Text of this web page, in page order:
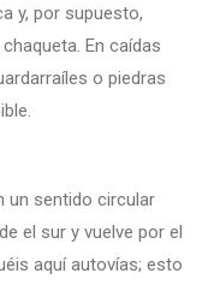
y, por supuesto,
En caídas
o piedras
un sentido circular
el sur y vuelve por el
aquí autovías; esto